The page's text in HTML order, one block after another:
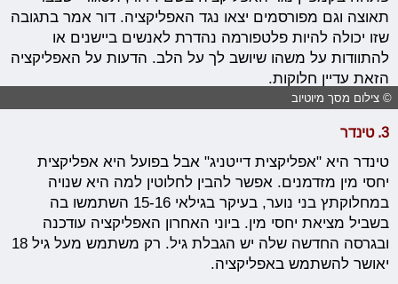
תאוצה וגם מפורסמים יצאו נגד האפליקציה. דור אמר בתגובה
שזו יכולה להיות פלטפורמה נהדרת לאנשים ביישנים או
להתוודות על משהו שיושב לך על הלב. הדעות על האפליקציה
הזאת עדיין חלוקות.
© צילום מסך מיוטיוב
3. טינדר
טינדר היא "אפליקצית דייטניג" אבל בפועל היא אפליקצית
יחסי מין מזדמנים. אפשר להבין לחלוטין למה היא שנויה
במחלוקתץ בני נוער, בעיקר בגילאי 15-16 השתמשו בה
בשביל מציאת יחסי מין. ביוני האחרון האפליקציה עודכנה
ובגרסה החדשה שלה יש הגבלת גיל. רק משתמש מעל גיל 18
יאושר להשתמש באפליקציה.